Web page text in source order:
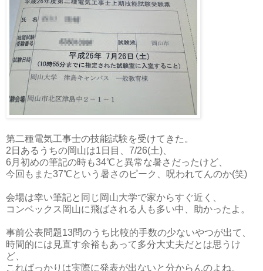
第二種電気工事士の技能試験を受けてきた。
2日あるうちの岡山は1日目、7/26(土)、
6月初めの筆記の時も34℃と異常な暑さだったけど、
今回もまた37℃という暑さのピーク、呪われてんのか(笑)
会場は幸い筆記と同じ岡山大学で家からすぐ近く、
コンベックス岡山に飛ばされる人も多い中、助かったよ。
事前公表問題13問のうち比較的手数の少ないやつが出て、
時間的には見直す余裕もあって多分大丈夫だとは思うけ
ど、
こればっかりは実際に発表が出ないと分からんのよね。